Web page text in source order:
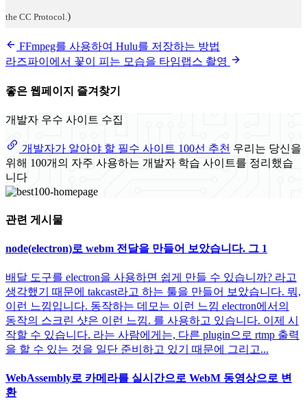
the CC Protocol.)
FFmpeg를 사용하여 Hulu를 저장하는 방법
라즈파이에서 꽃이 피는 모습을 타임랩스 촬영
좋은 웹페이지 즐겨찾기
개발자 우수 사이트 수집
개발자가 알아야 할 필수 사이트 100선 추천 우리는 당신을
위해 100개의 자주 사용하는 개발자 학습 사이트를 정리했습
니다
관련 게시물
node(electron)로 webm 전달을 만들어 보았습니다. 그 1
배달 도구를 electron을 사용하면 쉽게 만들 수 있습니까? 라고
생각했기 때문에 takcast라고 하는 툴을 만들어 보았습니다. 뭐,
이런 느낌입니다. 동작하는 데모는 이런 느낌 electron에서의
동작의 스크린 샷은 이런 느낌. 를 사용하고 있습니다. 이제 시
작할 수 있습니다. 라는 사람에게는, 다른 plugin으로 rtmp 출력
을 할 수 있는 것을 일단 준비하고 있기 때문에 그리고...
WebAssembly로 카메라를 실시간으로 WebM 동영상으로 변
환